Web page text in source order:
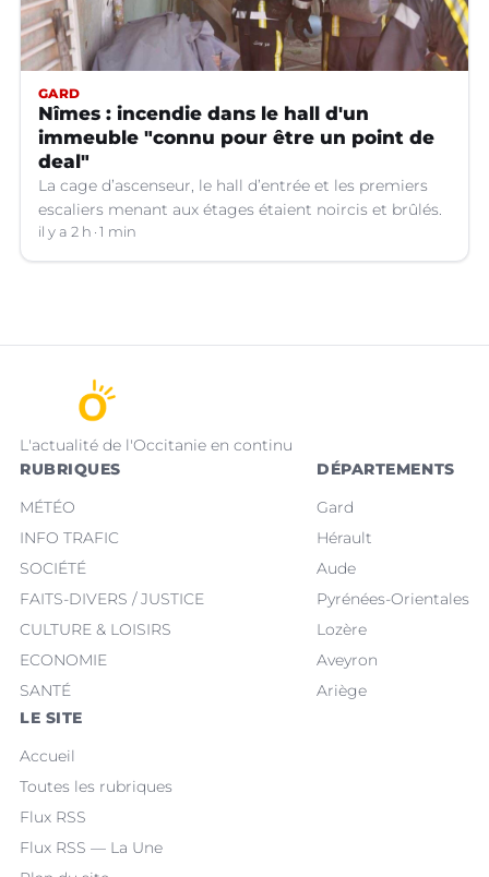
GARD
Nîmes : incendie dans le hall d'un
immeuble "connu pour être un point de
deal"
La cage d’ascenseur, le hall d’entrée et les premiers
escaliers menant aux étages étaient noircis et brûlés.
il y a 2 h 1 min
L'actualité de l'Occitanie en continu
RUBRIQUES
MÉTÉO
INFO TRAFIC
SOCIÉTÉ
FAITS-DIVERS / JUSTICE
CULTURE & LOISIRS
ECONOMIE
SANTÉ
DÉPARTEMENTS
Gard
Hérault
Aude
Pyrénées-Orientales
Lozère
Aveyron
Ariège
LE SITE
Accueil
Toutes les rubriques
Flux RSS
Flux RSS — La Une